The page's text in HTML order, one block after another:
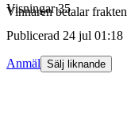
Vinnaren betalar
Visningar 35
Publicerad 24 jul 01:18
Anmäl Sälj liknande